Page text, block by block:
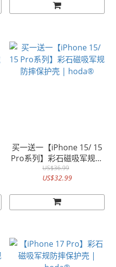
买一送一【iPhone 15/ 15
Pro系列】彩石磁吸军规防
摔保护壳 | hoda®
US$36.99
US$32.99